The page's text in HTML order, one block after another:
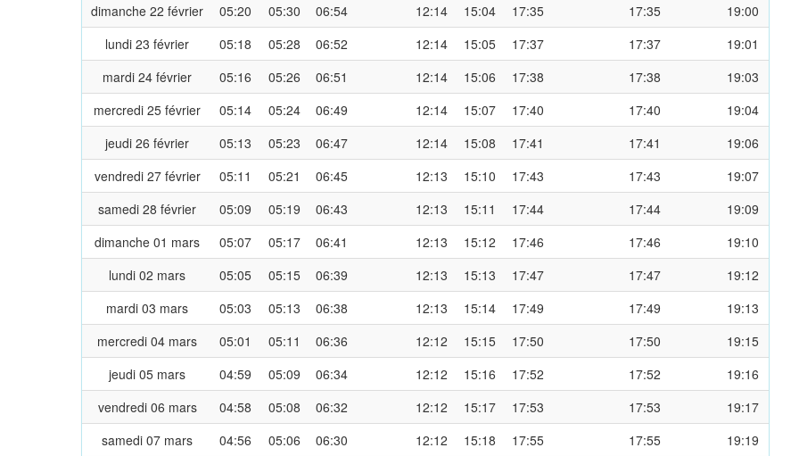
dimanche 22 février
05:20 05:30 06:54 12:14 15:04 17:35 17:35
19:00
lundi 23 février
05:18 05:28 06:52 12:14 15:05 17:37 17:37
19:01
mardi 24 février
05:16 05:26 06:51 12:14 15:06 17:38 17:38
19:03
mercredi 25 février
05:14 05:24 06:49 12:14 15:07 17:40 17:40
19:04
jeudi 26 février
05:13 05:23 06:47 12:14 15:08 17:41 17:41
19:06
vendredi 27 février
05:11 05:21 06:45 12:13 15:10 17:43 17:43
19:07
samedi 28 février
05:09 05:19 06:43 12:13 15:11 17:44 17:44
19:09
dimanche 01 mars
05:07 05:17 06:41 12:13 15:12 17:46 17:46
19:10
lundi 02 mars
05:05 05:15 06:39 12:13 15:13 17:47 17:47
19:12
mardi 03 mars
05:03 05:13 06:38 12:13 15:14 17:49 17:49
19:13
mercredi 04 mars
05:01 05:11 06:36 12:12 15:15 17:50 17:50
19:15
jeudi 05 mars
04:59 05:09 06:34 12:12 15:16 17:52 17:52
19:16
vendredi 06 mars
04:58 05:08 06:32 12:12 15:17 17:53 17:53
19:17
samedi 07 mars
04:56 05:06 06:30 12:12 15:18 17:55 17:55
19:19